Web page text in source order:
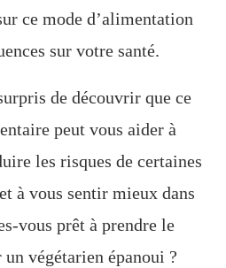
ce mode d’alimentation
sur votre santé.
de découvrir que ce
peut vous aider à
les risques de certaines
à vous sentir mieux dans
vous prêt à prendre le
végétarien épanoui ?